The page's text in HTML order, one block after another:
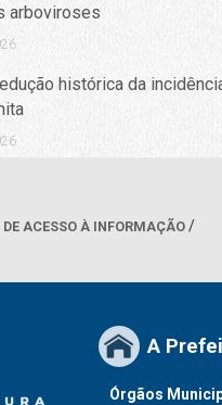
arboviroses
histórica da
DE ACESSO À INFORMAÇÃO
A
Órgãos